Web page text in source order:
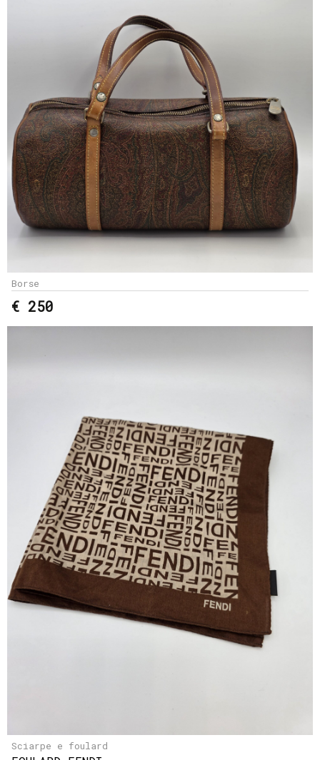
Borse
€ 250
Sciarpe e foulard